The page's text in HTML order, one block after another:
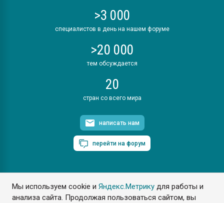
Мы используем cookie иЯндекс.Метрику для работы и
анализа сайта. Продолжая пользоваться сайтом, вы
>3 000
специалистов в день на нашем форуме
>20 000
тем обсуждается
20
стран со всего мира
написать нам
перейти на форум
ПластЭксперт © 2006. Все права защищены
Разрешается копирование материалов сайта с обязательной